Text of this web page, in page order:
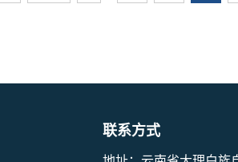
联系方式